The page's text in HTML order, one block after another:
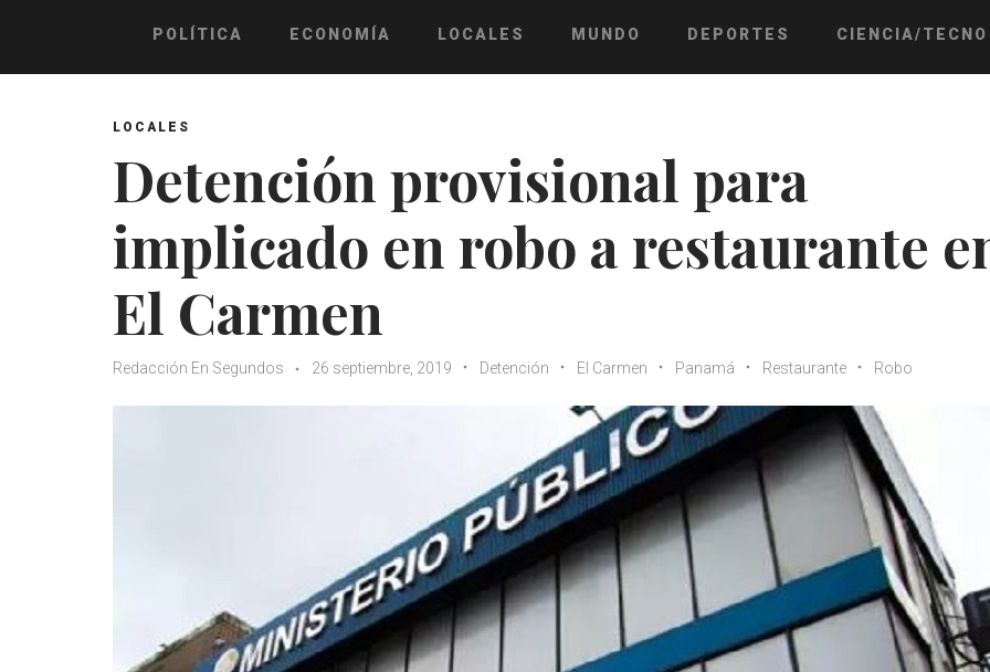
POLÍTICA ECONOMÍA LOCALES MUNDO DEPORTES CIENCIA/TECNO
LOCALES
Detención provisional para
implicado en robo a restaurante
El Carmen
Redacción En Segundos 26 septiembre, 2019 Detención El Carmen Panamá Restaurante Robo